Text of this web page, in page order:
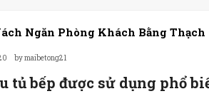
Ngăn Phòng Khách Bằng Thạch
by maibetong21
tủ bếp được sử dụng phổ